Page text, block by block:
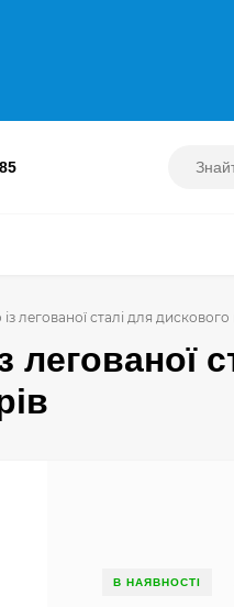
легованої сталі для
легованої
В НАЯВНОСТІ